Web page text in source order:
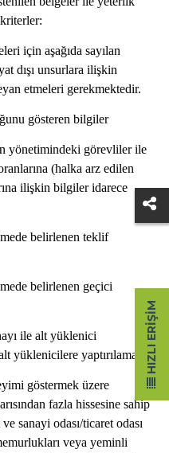
için aşağıda sayılan
dışı unsurlara ilişkin
etmeleri gerekmektedir.
gösteren bilgiler
yönetimindeki görevliler ile
(halka arz edilen
ilişkin bilgiler idarece
belirlenen teklif
belirlenen geçici
ile alt yüklenici
yüklenicilere yaptırılamaz.
göstermek üzere
fazla hissesine sahip
sanayi odası/ticaret odası
veya yeminli
HIZLI ERIŞIM